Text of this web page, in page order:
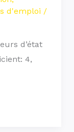
d'emploi /
d’état
4,